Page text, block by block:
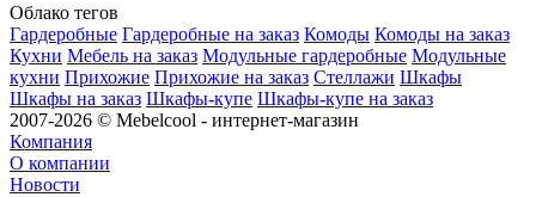
Облако тегов
Гардеробные Гардеробные на заказ Комоды Комоды на заказ
Кухни Мебель на заказ Модульные гардеробные Модульные
кухни Прихожие Прихожие на заказ Стеллажи Шкафы
Шкафы на заказ Шкафы-купе Шкафы-купе на заказ
2007-2026 © Mebelcool - интернет-магазин
Компания
О компании
Новости